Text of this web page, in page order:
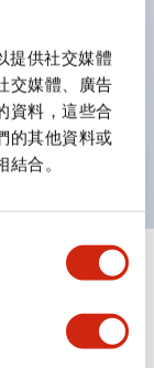
提供社交媒體
交媒體、廣告
資料，這些合
的其他資料或
合。
燈泡）。以往
燈泡呈現多種
顯示全部+